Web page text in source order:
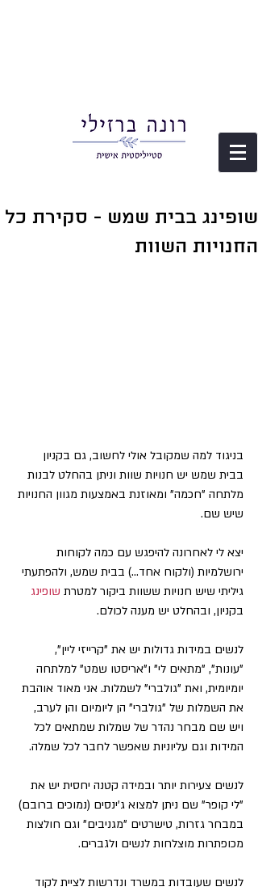
שופינג בבית שמש - סקירת כל
החנויות השוות
בניגוד למה שמקובל אולי לחשוב, גם בקניון
בבית שמש יש חנויות שוות וניתן בהחלט לבנות
מלתחה "חכמה" ומאוזנת באמצעות מגוון החנויות
שיש שם.
יצא לי לאחרונה להיפגש עם כמה לקוחות
ירושלמיות (ולקוח אחד...) בבית שמש, ולהפתעתי
גיליתי שיש חנויות ששוות ביקור למטרת שופינג
בקניון, ובהחלט יש מענה לכולם.
לנשים במידות גדולות יש את "קרייזי ליין",
"עונות", "מתאים לי" ו"אריסטו שמט" למלתחה
יומיומית, ואת "גולברי" לשמלות. אני מאוד אוהבת
את השמלות של "גולברי" הן ליומיום והן לערב,
ויש שם מבחר נהדר של שמלות שמתאים לכל
המידות וגם עליוניות שאפשר לחבר לכל שמלה.
לנשים צעירות יותר ובמידה קטנה יחסית יש את
"לי קופר" שם ניתן למצוא ג'ינסים (נמוכים ברובם)
במבחר גזרות, טישרטים "מגניבים" וגם חולצות
מכופתרות מוצלחות לנשים ולגברים.
לנשים שעובדות במשרד ונדרשות לציית לקוד